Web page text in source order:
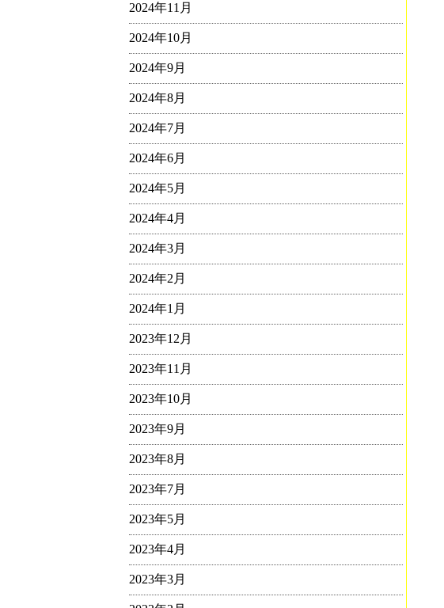
2024年11月
2024年10月
2024年9月
2024年8月
2024年7月
2024年6月
2024年5月
2024年4月
2024年3月
2024年2月
2024年1月
2023年12月
2023年11月
2023年10月
2023年9月
2023年8月
2023年7月
2023年5月
2023年4月
2023年3月